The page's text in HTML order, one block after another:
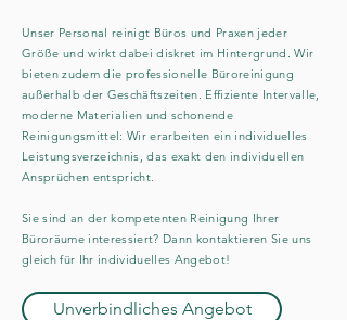
Unser Personal reinigt Büros und Praxen jeder
Größe und wirkt dabei diskret im Hintergrund. Wir
bieten zudem die professionelle Büroreinigung
außerhalb der Geschäftszeiten. Effiziente Intervalle,
moderne Materialien und schonende
Reinigungsmittel: Wir erarbeiten ein individuelles
Leistungsverzeichnis, das exakt den individuellen
Ansprüchen entspricht.
Sie sind an der kompetenten Reinigung Ihrer
Büroräume interessiert? Dann kontaktieren Sie uns
gleich für Ihr individuelles Angebot!
Unverbindliches Angebot